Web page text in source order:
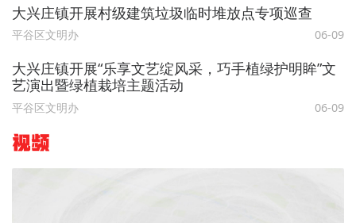
大兴庄镇开展村级建筑垃圾临时堆放点专项巡查
平谷区文明办 06-09
大兴庄镇开展“乐享文艺绽风采，巧手植绿护明眸”文
艺演出暨绿植栽培主题活动
平谷区文明办 06-09
视频